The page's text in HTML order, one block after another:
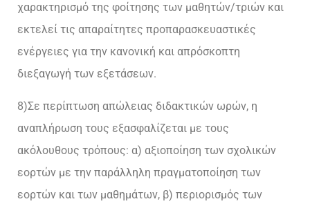
χαρακτηρισμό της φοίτησης των μαθητών/τριών και
εκτελεί τις απαραίτητες προπαρασκευαστικές
ενέργειες για την κανονική και απρόσκοπτη
διεξαγωγή των εξετάσεων.
8)Σε περίπτωση απώλειας διδακτικών ωρών, η
αναπλήρωση τους εξασφαλίζεται με τους
ακόλουθους τρόπους: α) αξιοποίηση των σχολικών
εορτών με την παράλληλη πραγματοποίηση των
εορτών και των μαθημάτων, β) περιορισμός των